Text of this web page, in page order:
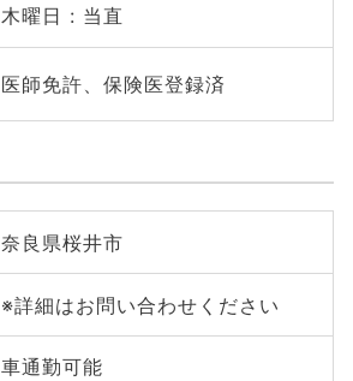
木曜日 : 当直
医師免許、保険医登録済
奈良県桜井市
※詳細はお問い合わせください
車通勤可能